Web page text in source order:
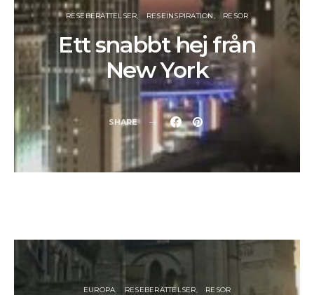
RESEBERÄTTELSER RESEINSPIRATION RESOR
Ett snabbt hej från
New York
SHARE
EUROPA RESEBERÄTTELSER RESOR